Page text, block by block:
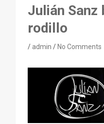
Julián Sanz
rodillo
admin No Comments